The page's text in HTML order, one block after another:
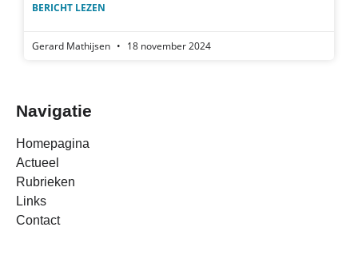
BERICHT LEZEN
Gerard Mathijsen 18 november 2024
Navigatie
Homepagina
Actueel
Rubrieken
Links
Contact